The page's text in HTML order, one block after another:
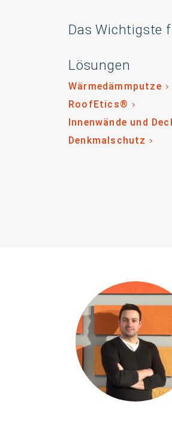
Das Wichtigste
Lösungen
Wärmedämmputze
RoofEtics®
Innenwände und
Denkmalschutz